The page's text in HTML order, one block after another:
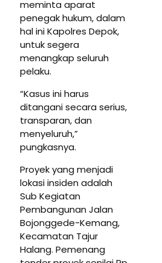
meminta aparat
penegak hukum, dalam
hal ini Kapolres Depok,
untuk segera
menangkap seluruh
pelaku.
“Kasus ini harus
ditangani secara serius,
transparan, dan
menyeluruh,”
pungkasnya.
Proyek yang menjadi
lokasi insiden adalah
Sub Kegiatan
Pembangunan Jalan
Bojonggede-Kemang,
Kecamatan Tajur
Halang. Pemenang